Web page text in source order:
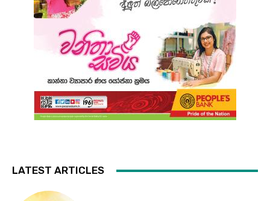
LATEST ARTICLES